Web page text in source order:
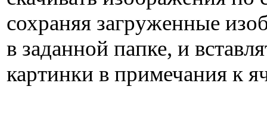
сохраняя загруженные
в заданной папке, и
картинки в примечания к